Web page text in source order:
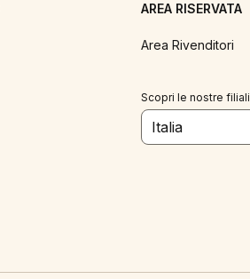
AREA RISERVATA
Area Rivenditori
Scopri le nostre filiali
Italia